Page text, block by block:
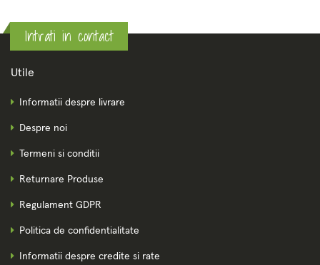
Intrati in contact
Utile
Informatii despre livrare
Despre noi
Termeni si conditii
Returnare Produse
Regulament GDPR
Politica de confidentialitate
Informatii despre credite si rate